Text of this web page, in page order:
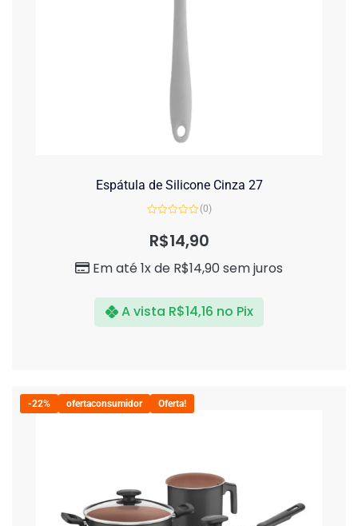
Espátula de Silicone Cinza 27
de
(0)
R$14,90
Em até 1x de R$14,90sem juros
A vista R$14,16 no Pix
-22% ofertaconsumidor Oferta!